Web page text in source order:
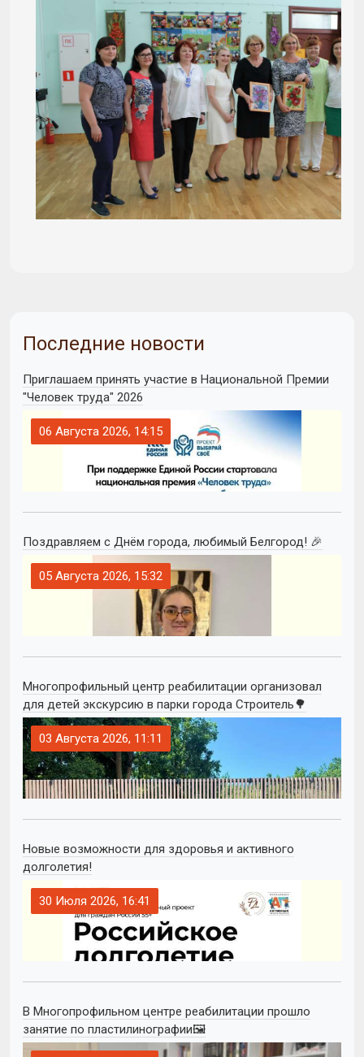
Последние новости
Приглашаем принять участие в Национальной Премии
"Человек труда" 2026
06 Августа 2026, 14:15
Поздравляем с Днём города, любимый Белгород! 🎉
05 Августа 2026, 15:32
Многопрофильный центр реабилитации организовал
для детей экскурсию в парки города Строитель🌳
03 Августа 2026, 11:11
Новые возможности для здоровья и активного
долголетия!
30 Июля 2026, 16:41
В Многопрофильном центре реабилитации прошло
занятие по пластилинографии🖼